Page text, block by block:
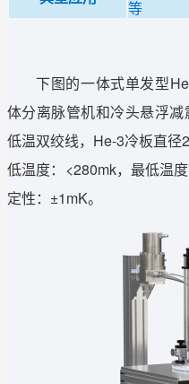
等
下图的一体式单发型
体分离脉管机和冷头悬浮
低温双绞线，He-3冷板直径
低温度：<280mk，最低温
定性：±1mK。